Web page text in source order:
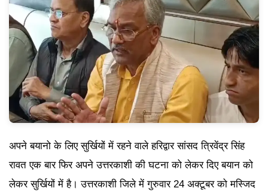
अपने बयानो के लिए सुर्खियों में रहने वाले हरिद्वार सांसद त्रिवेंद्र सिंह
रावत एक बार फिर अपने उत्तरकाशी की घटना को लेकर दिए बयान को
लेकर सुर्खियों में है। उत्तरकाशी जिले में गुरुवार 24 अक्टूबर को मस्जिद